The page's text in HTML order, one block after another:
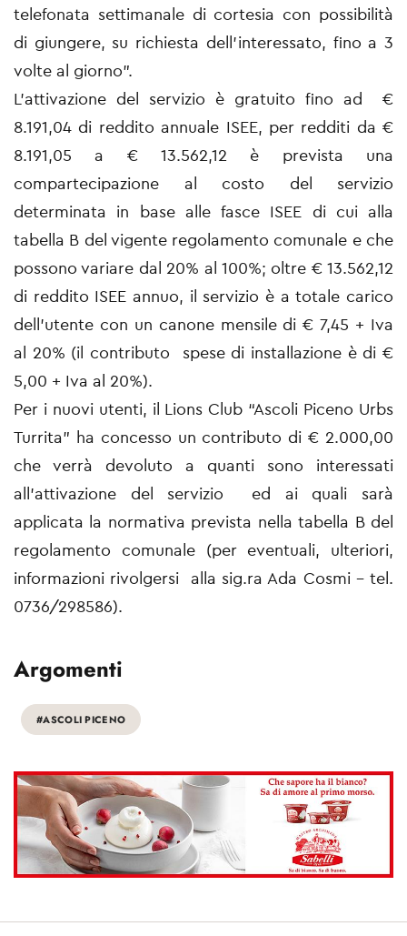
telefonata settimanale di cortesia con possibilità
di giungere, su richiesta dell’interessato, fino a 3
volte al giorno”.
L’attivazione del servizio è gratuito fino ad €
8.191,04 di reddito annuale ISEE, per redditi da €
8.191,05 a € 13.562,12 è prevista una
compartecipazione al costo del servizio
determinata in base alle fasce ISEE di cui alla
tabella B del vigente regolamento comunale e che
possono variare dal 20% al 100%; oltre € 13.562,12
di reddito ISEE annuo, il servizio è a totale carico
dell’utente con un canone mensile di € 7,45 + Iva
al 20% (il contributo spese di installazione è di €
5,00 + Iva al 20%).
Per i nuovi utenti, il Lions Club “Ascoli Piceno Urbs
Turrita” ha concesso un contributo di € 2.000,00
che verrà devoluto a quanti sono interessati
all’attivazione del servizio ed ai quali sarà
applicata la normativa prevista nella tabella B del
regolamento comunale (per eventuali, ulteriori,
informazioni rivolgersi alla sig.ra Ada Cosmi – tel.
0736/298586).
Argomenti
#ASCOLI PICENO